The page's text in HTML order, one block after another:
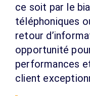
ce soit par le
téléphoniques
retour
opportunité
performances
client